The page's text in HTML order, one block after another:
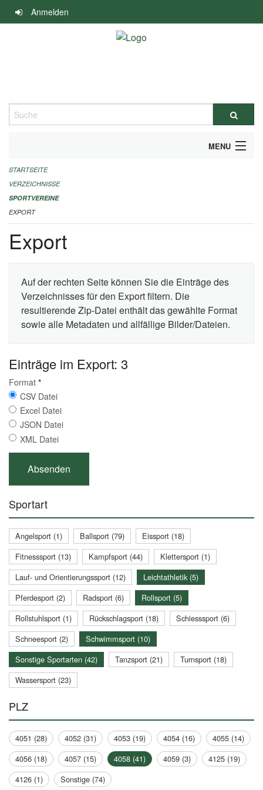
Navigation
überspringen
Anmelden
Suche
MENU
ALLGEMEINE INFORMATIONEN
FINANZIELLE UNTERSTÜTZUNG BENÖTIGT?
KONTAKT
STARTSEITE
VERZEICHNISSE
SPORTVEREINE
EXPORT
Export
Auf der rechten Seite können Sie die Einträge des
Verzeichnisses für den Export filtern. Die
resultierende Zip-Datei enthält das gewählte Format
sowie alle Metadaten und allfällige Bilder/Dateien.
Einträge im Export: 3
Format *
CSV Datei
Excel Datei
JSON Datei
XML Datei
Sportart
Angelsport (1) Ballsport (79)
Eissport (18)
Fitnesssport (13)
Kampfsport (44)
Klettersport (1)
Lauf- und Orientierungssport (12)
Leichtathletik (5)
Pferdesport (2)
Radsport (6)
Rollsport (5)
Rollstuhlsport (1)
Rückschlagsport (18)
Schiesssport (6)
Schneesport (2)
Schwimmsport (10)
Sonstige Sportarten (42)
Tanzsport (21)
Turnsport (18)
Wassersport (23)
PLZ
4051 (28) 4052 (31) 4053 (19) 4054 (16)
4055 (14)
4056 (18)
4057 (15) 4058 (41) 4059 (3)
4125 (19)
4126 (1)
Sonstige (74)